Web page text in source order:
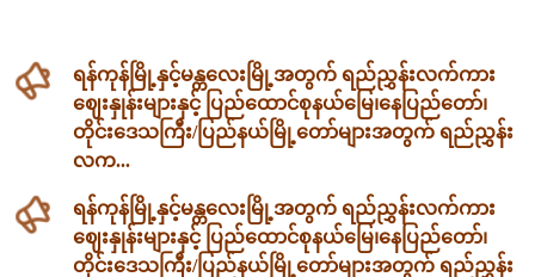
ရန်ကုန်မြို့နှင့်မန္တလေးမြို့အတွက် ရည်ညွှန်းလက်ကား
ဈေးနှုန်းများနှင့် ပြည်ထောင်စုနယ်မြေ၊နေပြည်တော်၊
တိုင်းဒေသကြီး/ပြည်နယ်မြို့တော်များအတွက် ရည်ညွှန်း
လက...
ရန်ကုန်မြို့နှင့်မန္တလေးမြို့အတွက် ရည်ညွှန်းလက်ကား
ဈေးနှုန်းများနှင့် ပြည်ထောင်စုနယ်မြေ၊နေပြည်တော်၊
တိုင်းဒေသကြီး/ပြည်နယ်မြို့တော်များအတွက် ရည်ညွှန်း